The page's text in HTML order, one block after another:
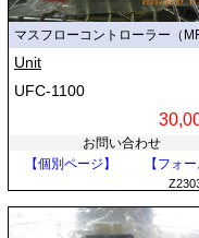
マスフローコントローラー（
Unit
UFC-1100
お問い合わせ
【個別ページ】
【フォー